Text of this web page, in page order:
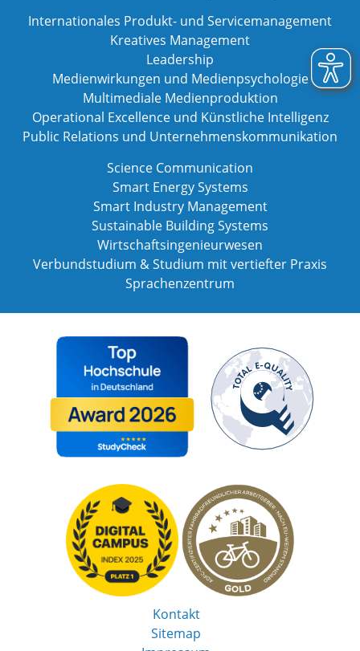
Internationales Produkt- und Servicemanagement
Kreatives Management
Leadership
Medienwirkungen und Medienpsychologie
Multimediale Medienproduktion
Operational Excellence und Künstliche Intelligenz
Public Relations und Unternehmenskommunikation
Science Communication
Smart Energy Systems
Smart Industry Management
Sustainable Building Systems
Wirtschaftsingenieurwesen
Verbundstudium & Studium mit vertiefter Praxis
Sprachenzentrum
Kontakt
Sitemap